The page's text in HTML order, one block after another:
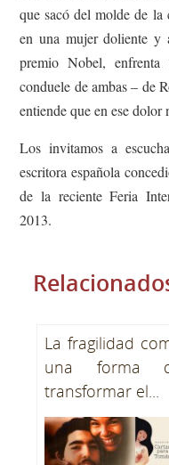
que sacó del molde de la
en una mujer doliente
premio Nobel,
conduele de ambas – de
entiende que en ese dolor
Los invitamos a
escritora española
de la reciente Feria
2013.
La fragilidad
una forma
transformar el...